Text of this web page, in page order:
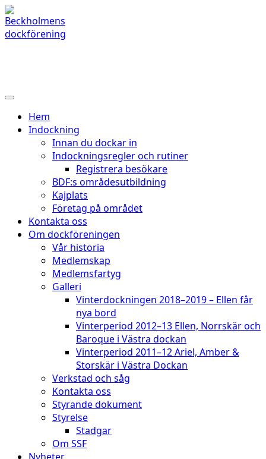
Hoppa
till
innehåll
Hem
Indockning
Innan du dockar in
Indockningsregler och rutiner
Registrera besökare
BDF:s områdesutbildning
Kajplats
Företag på området
Kontakta oss
Om dockföreningen
Vår historia
Medlemskap
Medlemsfartyg
Galleri
Vinterdockningen 2018–2019 – Ellen får
nya bord
Vinterperiod 2012–13 Ellen, Norrskär och
Baroque i Västra dockan
Vinterperiod 2011–12 Ariel, Amber &
Storskär i Västra Dockan
Verkstad och såg
Kontakta oss
Styrande dokument
Styrelse
Stadgar
Om SSF
Nyheter